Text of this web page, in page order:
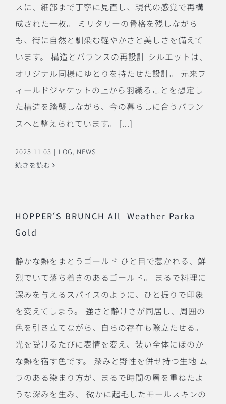
スに、細部まで丁寧に見直し、現代の感覚で再構
成された一枚。 ミリタリーの骨格を残しながら
も、街に自然と馴染む軽やかさと美しさを備えて
います。 構造とバランスの再設計 シルエットは、
オリジナル同様にゆとりを持たせた設計。 元来フ
ィールドジャケットの上から羽織ることを想定し
た構造を踏襲しながら、今の暮らしに合うバラン
スへと整えられています。 [...]
2025.11.03 | LOG, NEWS
続きを読む
HOPPER‘S BRUNCH All Weather Parka
Gold
静かな熱をまとうゴールド ひと目で惹かれる、鮮
烈でいて落ち着きのあるゴールド。 まるで料理に
深みを与えるスパイスのように、ひと振りで印象
を変えてしまう。 強さと静けさが同居し、周囲の
色を引き立てながら、自らの存在も際立たせる。
光を受けるたびに表情を変え、装い全体にほのか
な熱を宿す色です。 深みと野性を併せ持つ生地 ム
ラのある染まり方が、まるで時間の層を重ねたよ
うな深みを生み、 微かに起毛したモールスキンの